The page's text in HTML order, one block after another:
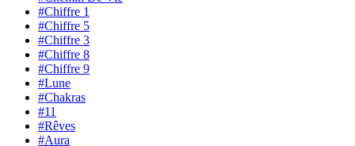
#Chiffre 1
#Chiffre 5
#Chiffre 3
#Chiffre 8
#Chiffre 9
#Lune
#Chakras
#11
#Rêves
#Aura